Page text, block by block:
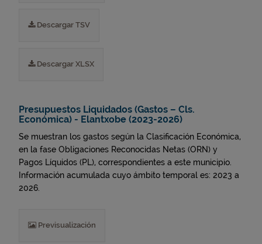
Descargar TSV
Descargar XLSX
Presupuestos Liquidados (Gastos – Cls.
Económica) - Elantxobe (2023-2026)
Se muestran los gastos según la Clasificación Económica,
en la fase Obligaciones Reconocidas Netas (ORN) y
Pagos Líquidos (PL), correspondientes a este municipio.
Información acumulada cuyo ámbito temporal es: 2023 a
2026.
Previsualización